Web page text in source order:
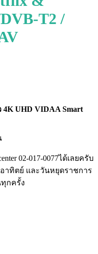
T2 /
4K UHD VIDAA Smart
02-017-0077ได้เลยครับ
อาทิตย์​ และวันหยุดราชการ
กครั้ง